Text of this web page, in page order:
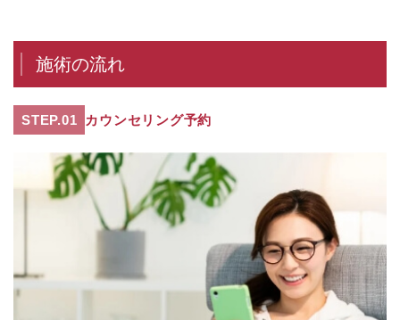
施術の流れ
STEP.01 カウンセリング予約